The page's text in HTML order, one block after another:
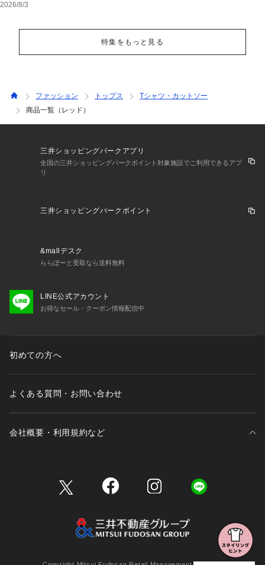
2026/8/3
特集をもっと見る
ファッション トップス
Tシャツ・カットソー
商品一覧（レッド）
三井ショッピングパークアプリ
全国の三井ショッピングパークポイント対象施設でご利用できるアプ
リ
三井ショッピングパークポイント
&mallデスク
ららぽーと受取なら送料無料
LINE公式アカウント
お得なセール・クーポン情報配信中
初めての方へ
よくある質問・お問い合わせ
会社概要・利用規約など